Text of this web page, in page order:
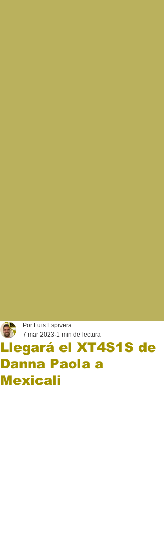
Llegará el XT4S1S de
Danna Paola a
Mexicali
Por Luis Espivera
7 mar 2023 1 min de lectura